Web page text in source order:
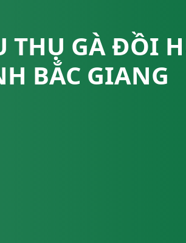
THỤ GÀ ĐỒI
BẮC GIANG